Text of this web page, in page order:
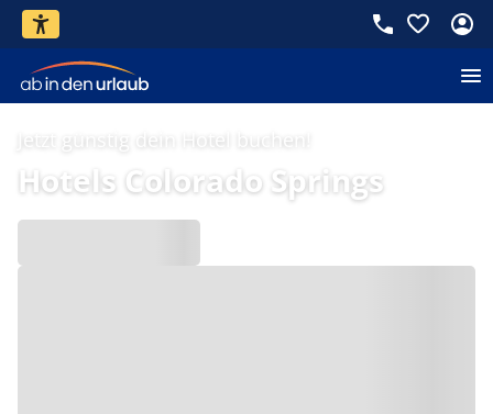
Jetzt günstig dein Hotel buchen!
Hotels Colorado Springs